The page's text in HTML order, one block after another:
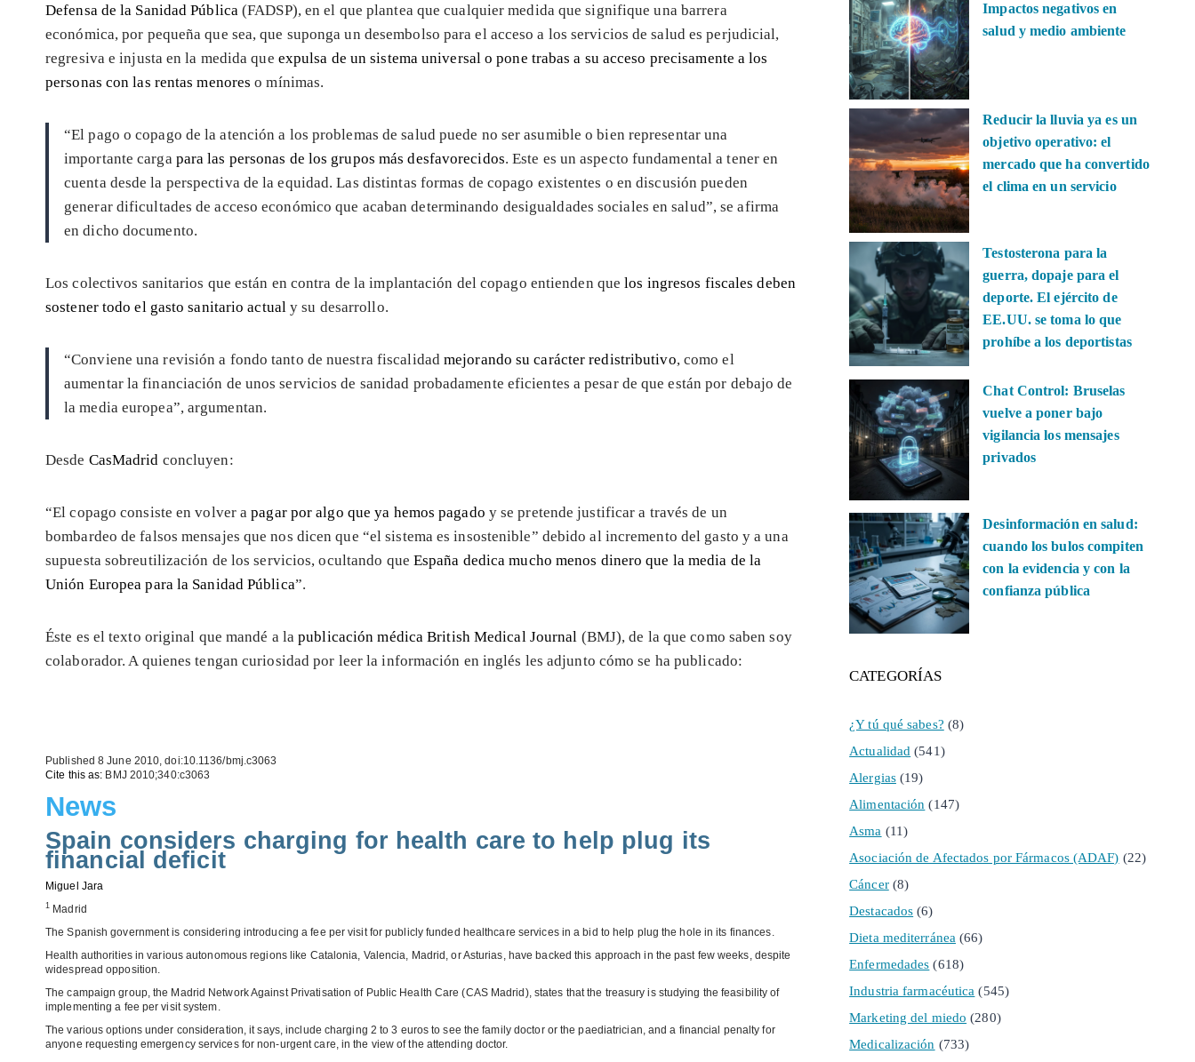
Defensa de la Sanidad Pública(FADSP), en el que plantea que cualquier medida que signifique una barrera
económica, por pequeña que sea, que suponga un desembolso para el acceso a los servicios de salud es perjudicial,
regresiva e injusta en la medida que expulsa de un sistema universal o pone trabas a su acceso precisamente a los
personas con las rentas menoreso mínimas.
“El pago o copago de la atención a los problemas de salud puede no ser asumible o bien representar una
importante carga para las personas de los grupos más desfavorecidos. Este es un aspecto fundamental a tener en
cuenta desde la perspectiva de la equidad. Las distintas formas de copago existentes o en discusión pueden
generar dificultades de acceso económico que acaban determinando desigualdades sociales en salud”, se afirma
en dicho documento.
Los colectivos sanitarios que están en contra de la implantación del copago entienden quelos ingresos fiscales deben
sostener todo el gasto sanitario actualy su desarrollo.
“Conviene una revisión a fondo tanto de nuestra fiscalidadmejorando su carácter redistributivo, como el
aumentar la financiación de unos servicios de sanidad probadamente eficientes a pesar de que están por debajo de
la media europea”, argumentan.
Desde CasMadrid concluyen:
“El copago consiste en volver apagar por algo que ya hemos pagado y se pretende justificar a través de un
bombardeo de falsos mensajes que nos dicen que “el sistema es insostenible” debido al incremento del gasto y a una
supuesta sobreutilización de los servicios, ocultando que España dedica mucho menos dinero que la media de la
Unión Europea para la Sanidad Pública”.
Éste es el texto original que mandé a lapublicación médica British Medical Journal (BMJ), de la que como saben soy
colaborador. A quienes tengan curiosidad por leer la información en inglés les adjunto cómo se ha publicado:
Published 8 June 2010, doi:10.1136/bmj.c3063
Cite this as: BMJ 2010;340:c3063
News
Spain considers charging for health care to help plug its
financial deficit
Miguel Jara
1 Madrid
The Spanish government is considering introducing a fee per visit for publicly funded healthcare services in a bid to help plug the hole in its finances.
Health authorities in various autonomous regions like Catalonia, Valencia, Madrid, or Asturias, have backed this approach in the past few weeks, despite
widespread opposition.
The campaign group, the Madrid Network Against Privatisation of Public Health Care (CAS Madrid), states that the treasury is studying the feasibility of
implementing a fee per visit system.
The various options under consideration, it says, include charging 2 to 3 euros to see the family doctor or the paediatrician, and a financial penalty for
anyone requesting emergency services for non-urgent care, in the view of the attending doctor.
Impactos negativos en
salud y medio ambiente
Reducir la lluvia ya es un
objetivo operativo: el
mercado que ha convertido
el clima en un servicio
Testosterona para la
guerra, dopaje para el
deporte. El ejército de
EE.UU. se toma lo que
prohíbe a los deportistas
Chat Control: Bruselas
vuelve a poner bajo
vigilancia los mensajes
privados
Desinformación en salud:
cuando los bulos compiten
con la evidencia y con la
confianza pública
CATEGORÍAS
¿Y tú qué sabes? (8)
Actualidad (541)
Alergias(19)
Alimentación (147)
Asma (11)
Asociación de Afectados por Fármacos (ADAF) (22)
Cáncer(8)
Destacados (6)
Dieta mediterránea (66)
Enfermedades (618)
Industria farmacéutica (545)
Marketing del miedo (280)
Medicalización (733)